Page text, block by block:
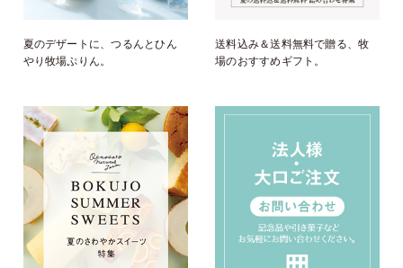
夏のデザートに、つるんとひん
やり牧場ぷりん。
送料込み＆送料無料で贈る、牧
場のおすすめギフト。